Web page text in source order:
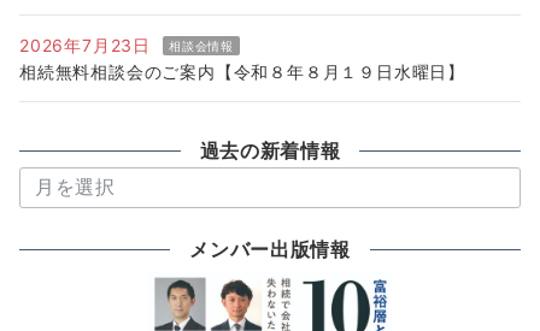
2026年7月23日 相談会情報
相続無料相談会のご案内【令和８年８月１９日水曜日】
過去の新着情報
去
メンバー出版情報